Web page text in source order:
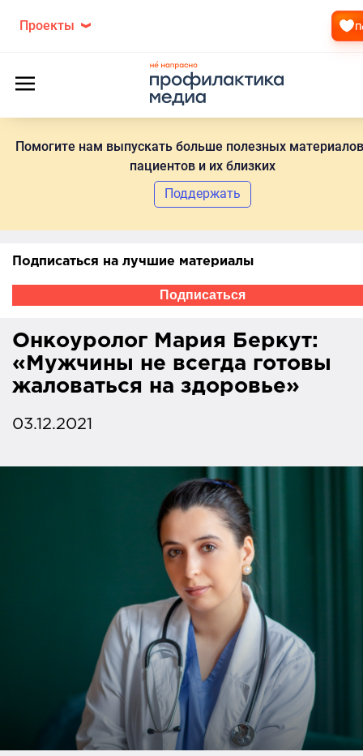
Помогите нам выпускать больше полезных
пациентов и их близких
Поддержать
Проекты
Подписаться на лучшие материалы
Подписаться
Онкоуролог Мария Беркут:
«Мужчины не всегда готовы
жаловаться на здоровье»
03.12.2021